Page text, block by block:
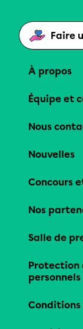
Faire
À propos
Équipe et
Nous
Nouvelles
Concours
Nos
Salle de
Protection
personnels